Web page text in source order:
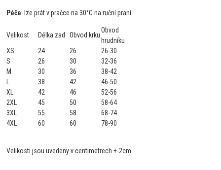
Péče: lze prát v pračce na 30°C na ruční praní
Velikost Délka zad Obvod krku
Obvod
hrudníku
XS
24 26
26-30
S
26 30
32-36
M
30 36
38-42
L
38 42
46-50
XL
42 46
52-56
2XL
45 50
58-64
3XL
55 58
68-74
4XL
60 60 78-90
Velikosti jsou uvedeny v centimetrech +-2cm.